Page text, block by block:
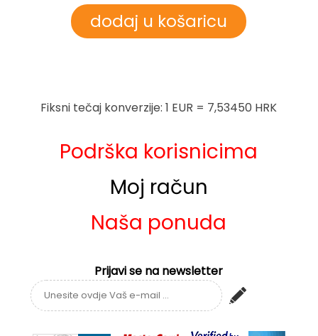
Fiksni tečaj konverzije: 1 EUR = 7,53450 HRK
Podrška korisnicima
Moj račun
Naša ponuda
Prijavi se na newsletter